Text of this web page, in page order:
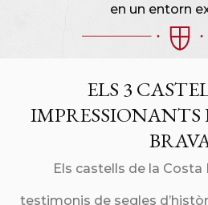
en un entorn
ELS 3
IMPRESSIONANTS
Els castells de la Costa
testimonis de segles